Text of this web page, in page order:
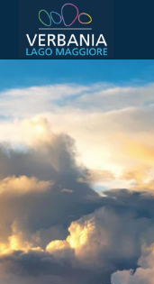
Cómo llegar
Punto de
El tiempo
Podemos
Ir al sitio